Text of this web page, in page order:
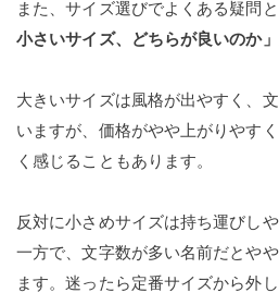
また、サイズ選びでよくある疑問と
小さいサイズ、どちらが良いのか」
大きいサイズは風格が出やすく、
いますが、価格がやや上がりやす
く感じることもあります。
反対に小さめサイズは持ち運びし
一方で、文字数が多い名前だとや
ます。迷ったら定番サイズから外